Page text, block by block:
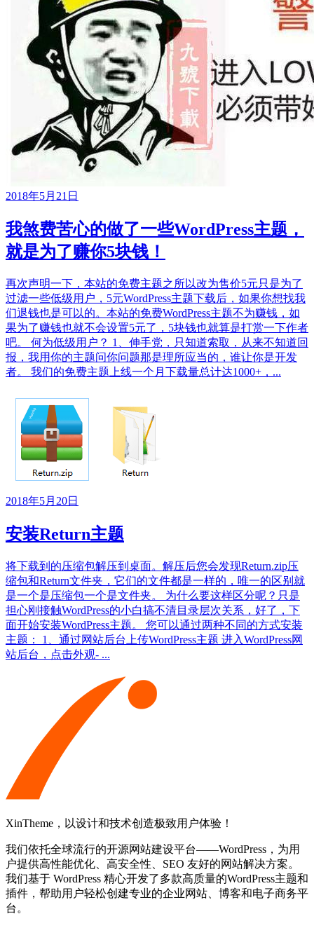
2018年5月21日
我煞费苦心的做了一些WordPress主题，
就是为了赚你5块钱！
再次声明一下，本站的免费主题之所以改为售价5元只是为了
过滤一些低级用户，5元WordPress主题下载后，如果你想找我
们退钱也是可以的。本站的免费WordPress主题不为赚钱，如
果为了赚钱也就不会设置5元了，5块钱也就算是打赏一下作者
吧。 何为低级用户？ 1、伸手党，只知道索取，从来不知道回
报，我用你的主题问你问题那是理所应当的，谁让你是开发
者。 我们的免费主题上线一个月下载量总计达1000+，...
2018年5月20日
安装Return主题
将下载到的压缩包解压到桌面。解压后您会发现Return.zip压
缩包和Return文件夹，它们的文件都是一样的，唯一的区别就
是一个是压缩包一个是文件夹。 为什么要这样区分呢？只是
担心刚接触WordPress的小白搞不清目录层次关系，好了，下
面开始安装WordPress主题。 您可以通过两种不同的方式安装
主题： 1、通过网站后台上传WordPress主题 进入WordPress网
站后台，点击外观- ...
XinTheme，以设计和技术创造极致用户体验！
我们依托全球流行的开源网站建设平台——WordPress，为用
户提供高性能优化、高安全性、SEO 友好的网站解决方案。
我们基于 WordPress 精心开发了多款高质量的WordPress主题和
插件，帮助用户轻松创建专业的企业网站、博客和电子商务平
台。